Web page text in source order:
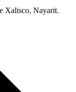
Xalisco, Nayarit.